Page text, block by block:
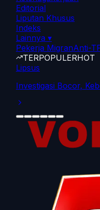
Editorial
Liputan Khusus
Indeks
Lainnya ▾
Pekerja MigranAnti-
TERPOPULERHOT
Lipsus
Investigasi Bocor,